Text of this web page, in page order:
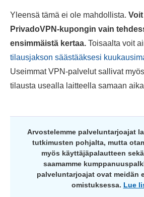
Yleensä tämä ei ole mahdollista.
PrivadoVPN-kupongin vain
ensimmäistä kertaa. Toisaalta voit
tilausjakson säästääksesi
Useimmat VPN-palvelut sallivat
tilausta usealla laitteella samaan
Arvostelemme palveluntarjoajat
tutkimusten pohjalta, mutta
myös käyttäjäpalautteen
saamamme
palveluntarjoajat ovat meidän
omistuksessa. Lue